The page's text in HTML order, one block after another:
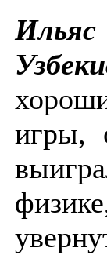
игры,